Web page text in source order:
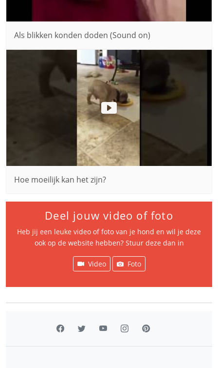
Als blikken konden doden (Sound on)
Hoe moeilijk kan het zijn?
Deel jouw video of foto
Heb jij een leuke video of foto van je hond en wil je deze
ook op de website hebben? Stuur deze dan in
Video Foto